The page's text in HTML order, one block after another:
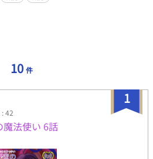
10 件
1
42
法使い 6話